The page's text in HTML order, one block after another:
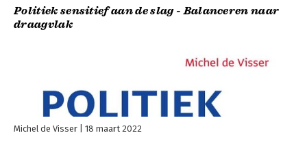
Politiek sensitief aan de slag - Balanceren naar
draagvlak
Michel de Visser 18 maart 2022